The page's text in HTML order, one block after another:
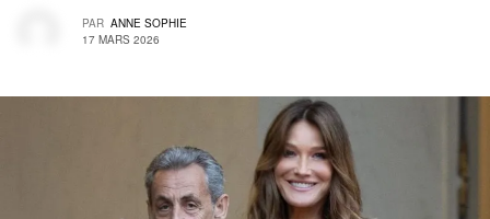
PAR ANNE SOPHIE
17 MARS 2026